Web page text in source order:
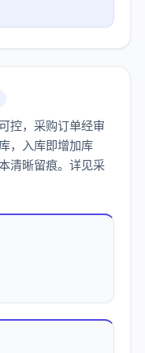
控，采购订单经审
，入库即增加库
清晰留痕。详见采